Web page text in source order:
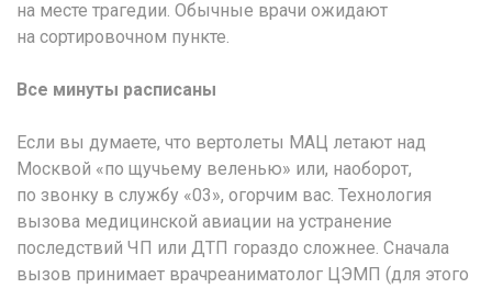
на месте трагедии. Обычные врачи ожидают
на сортировочном пункте.
Все минуты расписаны
Если вы думаете, что вертолеты МАЦ летают над
Москвой «по щучьему веленью» или, наоборот,
по звонку в службу «03», огорчим вас. Технология
вызова медицинской авиации на устранение
последствий ЧП или ДТП гораздо сложнее. Сначала
вызов принимает врачреаниматолог ЦЭМП (для этого